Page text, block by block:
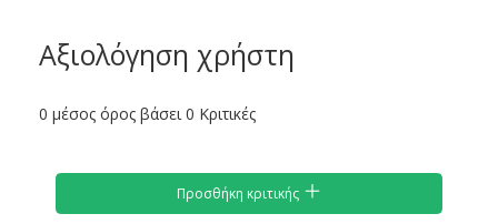
Αξιολόγηση χρήστη
0 μέσος όρος βάσει 0 Κριτικές
Προσθήκη κριτικής